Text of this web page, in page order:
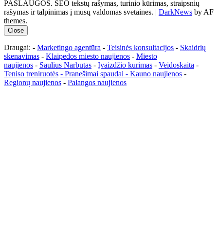
PASLAUGOS. SEO tekstų rašymas, turinio kūrimas, straipsnių
rašymas ir talpinimas į mūsų valdomas svetaines. | DarkNews by AF
themes.
Close
Draugai: - Marketingo agentūra - Teisinės konsultacijos - Skaidrių
skenavimas - Klaipedos miesto naujienos - Miesto
naujienos - Saulius Narbutas - Įvaizdžio kūrimas - Veidoskaita -
Teniso treniruotės - Pranešimai spaudai - Kauno naujienos -
Regionų naujienos - Palangos naujienos